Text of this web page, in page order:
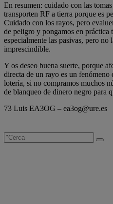
En resumen: cuidado con las
transporten RF a tierra porque es
Cuidado con los rayos, pero
de peligro y pongamos en práctica
especialmente las pasivas, pero no
imprescindible.
Y os deseo buena suerte, porque
directa de un rayo es un fenómeno
lotería, si no compramos muchos
de blanqueo de dinero negro para
73 Luis EA3OG – ea3og@ure.es